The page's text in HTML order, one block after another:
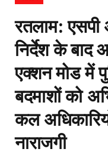
रतलाम:
निर्देश के बाद
एक्शन मोड में
बदमाशों को
कल
नाराजगी